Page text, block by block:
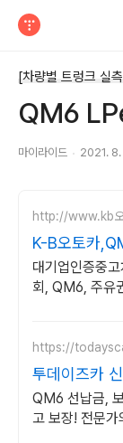
[차량별 트렁크 실
QM6
마이라이드 2021.
http://www.kb
K-B오토카
대기업인증중
회, QM6, 주유
https://
투데이즈카
원하는 조건
QM6 선납금,
고 보장! 전문가